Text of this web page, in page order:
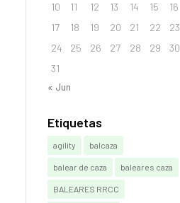
10
11 12 13 14 15
16
17
18 19 20 21 22
23
24
25 26 27 28 29
30
31
« Jun
Etiquetas
agility balcaza
balear de caza baleares caza
BALEARES RRCC